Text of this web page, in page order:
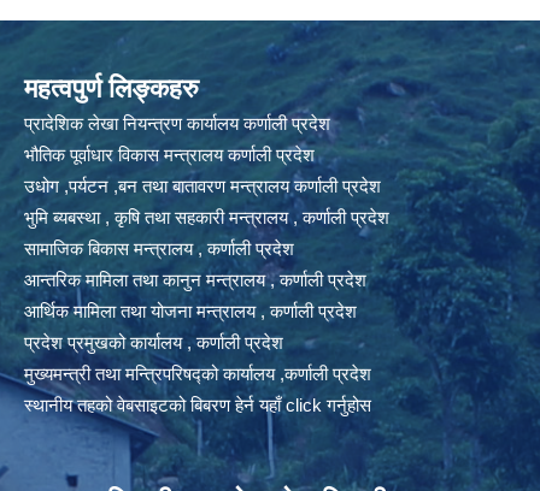
महत्वपुर्ण लिङ्कहरु
प्रादेशिक लेखा नियन्त्रण कार्यालय कर्णाली प्रदेश
भौतिक पूर्वाधार विकास मन्त्रालय कर्णाली प्रदेश
उधोग ,पर्यटन ,बन तथा बातावरण मन्त्रालय कर्णाली प्रदेश
भुमि ब्यबस्था , कृषि तथा सहकारी मन्त्रालय , कर्णाली प्रदेश
सामाजिक बिकास मन्त्रालय , कर्णाली प्रदेश
आन्तरिक मामिला तथा कानुन मन्त्रालय , कर्णाली प्रदेश
आर्थिक मामिला तथा योजना मन्त्रालय , कर्णाली प्रदेश
प्रदेश प्रमुखको कार्यालय , कर्णाली प्रदेश
मुख्यमन्त्री तथा मन्त्रिपरिषद्को कार्यालय ,कर्णाली प्रदेश
स्थानीय तहको वेबसाइटको बिबरण हेर्न यहाँ click गर्नुहोस